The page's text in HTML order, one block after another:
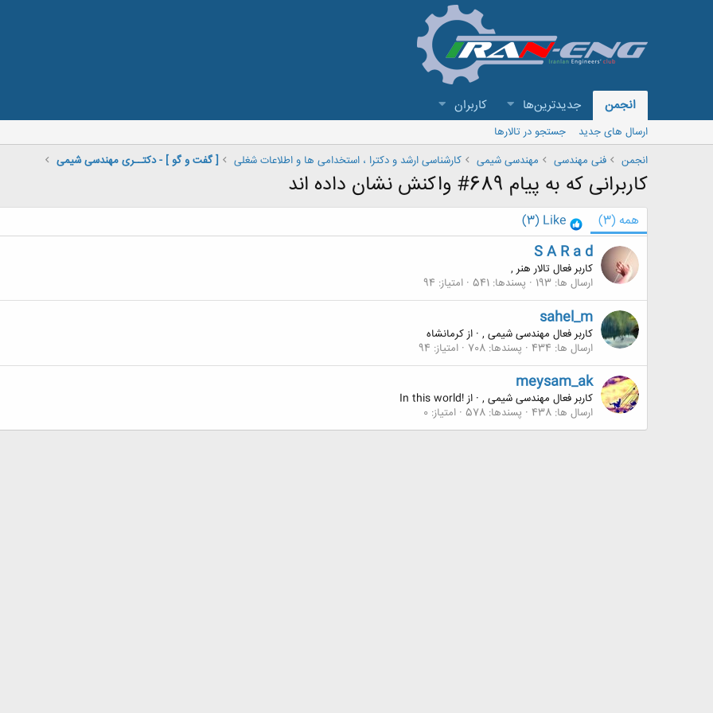
انجمن جدیدترین‌ها کاربران
ارسال های جدید
جستجو در تالارها
انجمن
فنی مهندسی مهندسی شیمی کارشناسی ارشد و دکترا ، استخدامی ها و اطلاعات شغلی [ گفت و گو ] - دکتــری مهندسی شیمی
کاربرانی که به پیام 689# واکنش نشان داده اند
همه (3)
Like
(3)
S A R a d
کاربر فعال تالار هنر ,
ارسال ها 193 پسندها 541 امتیاز 94
sahel_m
کاربر فعال مهندسی شیمی , · ازکرمانشاه
ارسال ها 434 پسندها 708 امتیاز 94
meysam_ak
کاربر فعال مهندسی شیمی , · از!In this world
ارسال ها 438 پسندها 578 امتیاز 0